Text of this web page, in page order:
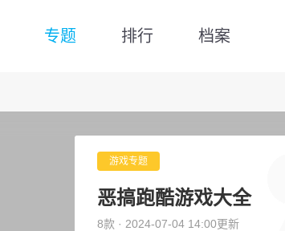
专题 排行 档案
游戏专题
恶搞跑酷游戏大全
8款 · 2024-07-04 14:00更新